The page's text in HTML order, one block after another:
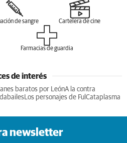
de sangre Cartelera de cine
Farmacias de guardia
de interés
baratos por LeónA la contra
Los personajes de Ful Cataplasma
newsletter